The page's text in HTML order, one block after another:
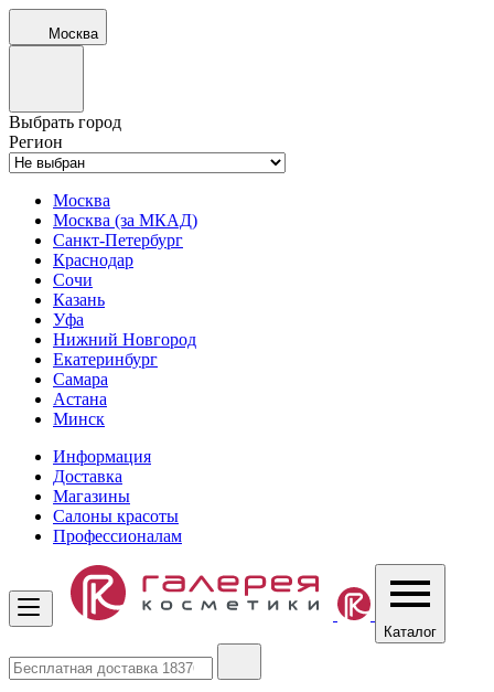
Москва
Выбрать город
Регион
Москва
Москва (за МКАД)
Санкт-Петербург
Краснодар
Сочи
Казань
Уфа
Нижний Новгород
Екатеринбург
Самара
Астана
Минск
Информация
Доставка
Магазины
Салоны красоты
Профессионалам
Каталог